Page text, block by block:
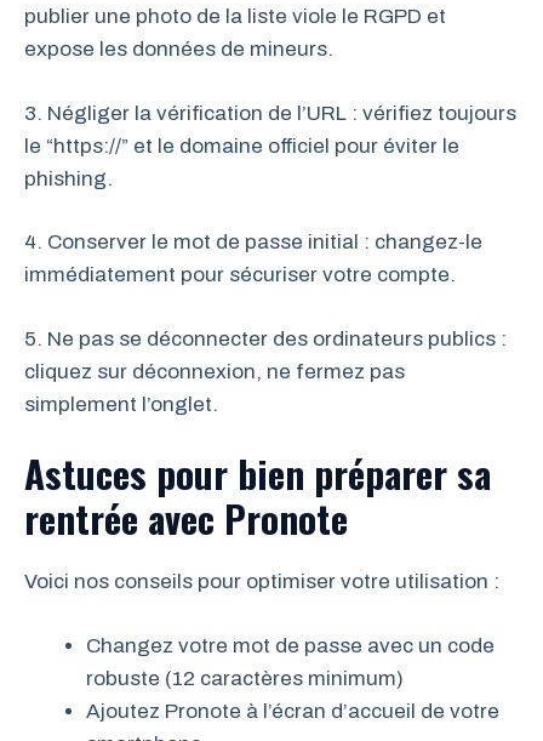
publier une photo de la liste viole le RGPD et
expose les données de mineurs.
3. Négliger la vérification de l’URL : vérifiez toujours
le “https://” et le domaine officiel pour éviter le
phishing.
4. Conserver le mot de passe initial : changez-le
immédiatement pour sécuriser votre compte.
5. Ne pas se déconnecter des ordinateurs publics :
cliquez sur déconnexion, ne fermez pas
simplement l’onglet.
Astuces pour bien préparer sa
rentrée avec Pronote
Voici nos conseils pour optimiser votre utilisation :
Changez votre mot de passe avec un code
robuste (12 caractères minimum)
Ajoutez Pronote à l’écran d’accueil de votre